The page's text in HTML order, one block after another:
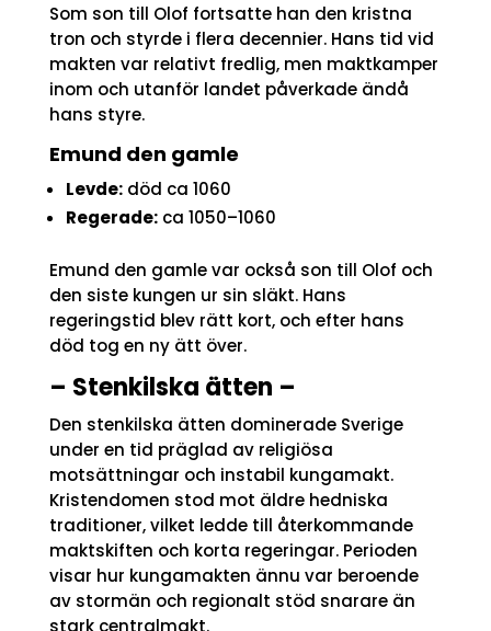
Som son till Olof fortsatte han den kristna
tron och styrde i flera decennier. Hans tid vid
makten var relativt fredlig, men maktkamper
inom och utanför landet påverkade ändå
hans styre.
Emund den gamle
Levde:död ca 1060
Regerade:ca 1050–1060
Emund den gamle var också son till Olof och
den siste kungen ur sin släkt. Hans
regeringstid blev rätt kort, och efter hans
död tog en ny ätt över.
– Stenkilska ätten –
Den stenkilska ätten dominerade Sverige
under en tid präglad av religiösa
motsättningar och instabil kungamakt.
Kristendomen stod mot äldre hedniska
traditioner, vilket ledde till återkommande
maktskiften och korta regeringar. Perioden
visar hur kungamakten ännu var beroende
av stormän och regionalt stöd snarare än
stark centralmakt.